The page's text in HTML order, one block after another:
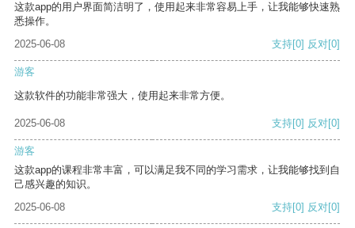
这款app的用户界面简洁明了，使用起来非常容易上手，让我能够快速熟
悉操作。
2025-06-08
支持[0] 反对[0]
游客
这款软件的功能非常强大，使用起来非常方便。
2025-06-08 支持[0] 反对[0]
游客
这款app的课程非常丰富，可以满足我不同的学习需求，让我能够找到自
己感兴趣的知识。
2025-06-08
支持[0] 反对[0]